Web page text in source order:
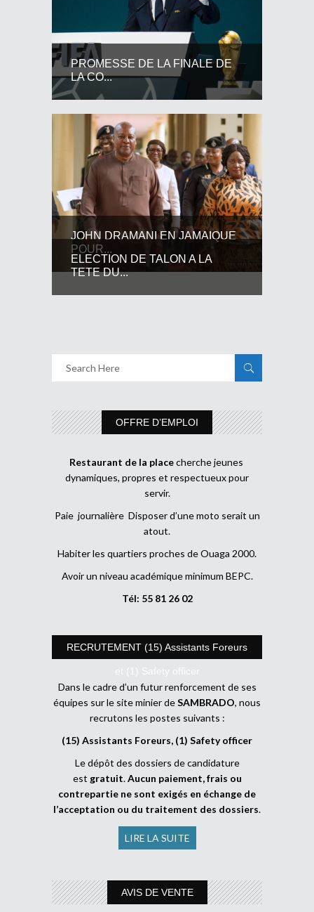
PROMESSE DE LA FINALE DE
LA CO...
JOHN DRAMANI EN JAMAIQUE
POUR...
ELECTION DE TALON A LA
TETE DU...
OFFRE D’EMPLOI
Restaurant de la placecherche jeunes
dynamiques, propres et respectueux pour
servir.
Paie journalière Disposer d’une moto serait un
atout.
Habiter les quartiers proches de Ouaga 2000.
Avoir un niveau académique minimum BEPC.
Tél: 55 81 26 02
RECRUTEMENT (15) Assistants Foreurs
et (1) Safety officer
Dans le cadre d’un futur renforcement de ses
équipes sur le site minier deSAMBRADO, nous
recrutons les postes suivants :
(15) Assistants Foreurs, (1) Safety officer
Le dépôt des dossiers de candidature
est gratuit.Aucun paiement, frais ou
contrepartie ne sont exigés en échange de
l’acceptation ou du traitement des dossiers.
LIRE LA SUITE
AVIS DE VENTE